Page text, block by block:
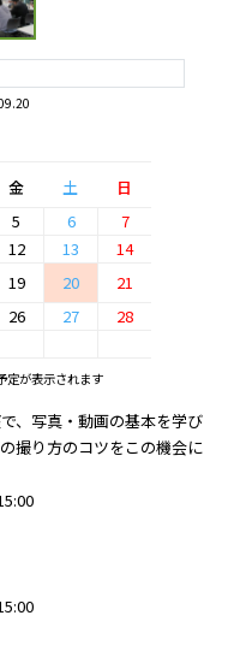
金 土
日
5 6
7
12 13
14
19 20
21
26 27
28
定が表示されます
、写真・動画の基本を学び
撮り方のコツをこの機会に